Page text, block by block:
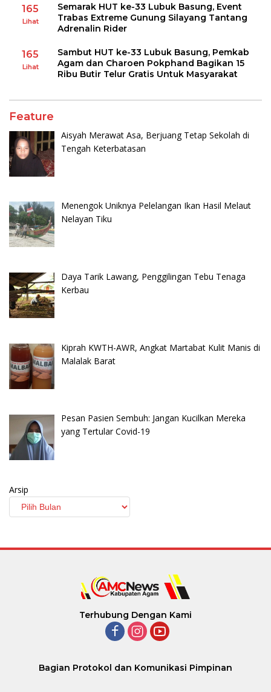
165
Lihat
Semarak HUT ke-33 Lubuk Basung, Event
Trabas Extreme Gunung Silayang Tantang
Adrenalin Rider
165
Lihat
Sambut HUT ke-33 Lubuk Basung, Pemkab
Agam dan Charoen Pokphand Bagikan 15
Ribu Butir Telur Gratis Untuk Masyarakat
Feature
Aisyah Merawat Asa, Berjuang Tetap Sekolah di
Tengah Keterbatasan
Menengok Uniknya Pelelangan Ikan Hasil Melaut
Nelayan Tiku
Daya Tarik Lawang, Penggilingan Tebu Tenaga
Kerbau
Kiprah KWTH-AWR, Angkat Martabat Kulit Manis di
Malalak Barat
Pesan Pasien Sembuh: Jangan Kucilkan Mereka
yang Tertular Covid-19
Arsip
Terhubung Dengan Kami
Bagian Protokol dan Komunikasi Pimpinan